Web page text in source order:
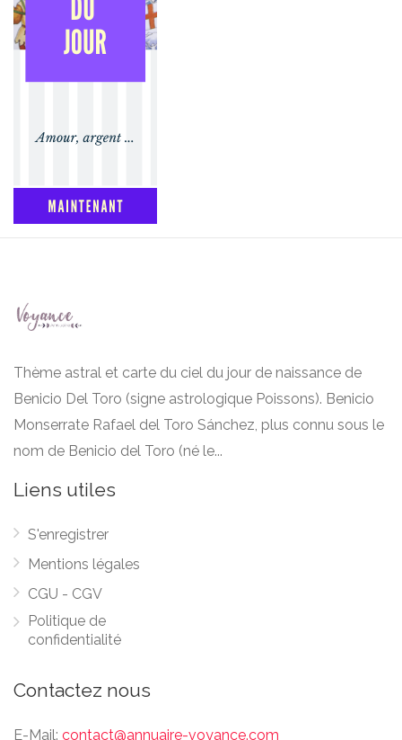
Thème astral et carte du ciel du jour de naissance de
Benicio Del Toro (signe astrologique Poissons). Benicio
Monserrate Rafael del Toro Sánchez, plus connu sous le
nom de Benicio del Toro (né le...
Liens utiles
S'enregistrer
Mentions légales
CGU - CGV
Politique de
confidentialité
Contactez nous
E-Mail: contact@annuaire-voyance.com